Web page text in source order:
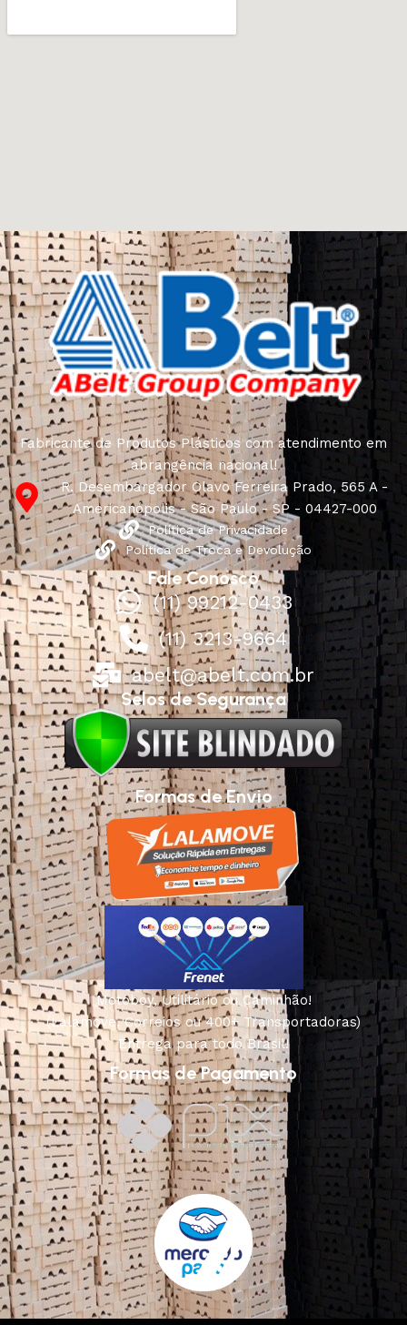
Fabricante de Produtos Plásticos com atendimento em
abrangência nacional!
R. Desembargador Olavo Ferreira Prado, 565 A -
Americanópolis - São Paulo - SP - 04427-000
Política de Privacidade
Política de Troca e Devolução
Fale Conosco
(11) 99212-0433
(11) 3213-9664
abelt@abelt.com.br
Selos de Segurança
Formas de Envio
Motoboy, Utilitário ou Caminhão!
(Lalamove, Correios ou 400+ Transportadoras)
Entrega para todo Brasil!
Formas de Pagamento